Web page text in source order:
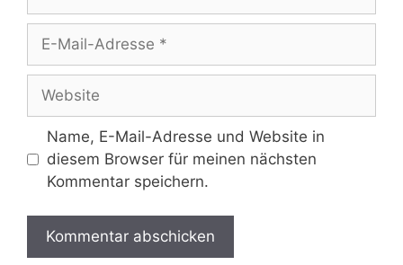
Mail-
Adresse
Name, E-Mail-Adresse und Website in
diesem Browser für meinen nächsten
Kommentar speichern.